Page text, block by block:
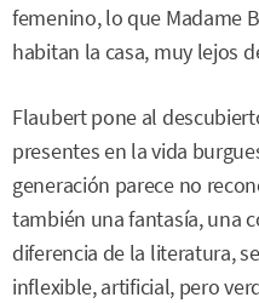
femenino, lo que Madame
habitan la casa, muy lejos
Flaubert pone al
presentes en la vida
generación parece no
también una fantasía, una
diferencia de la literatura,
inflexible, artificial, pero